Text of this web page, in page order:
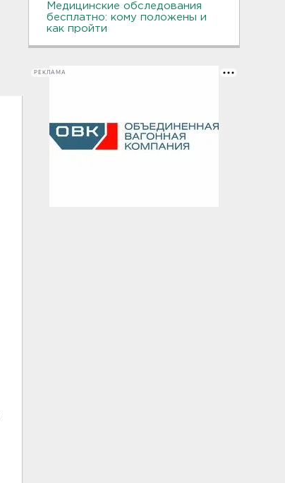
Медицинские обследования
бесплатно: кому положены и
как пройти
РЕКЛАМА